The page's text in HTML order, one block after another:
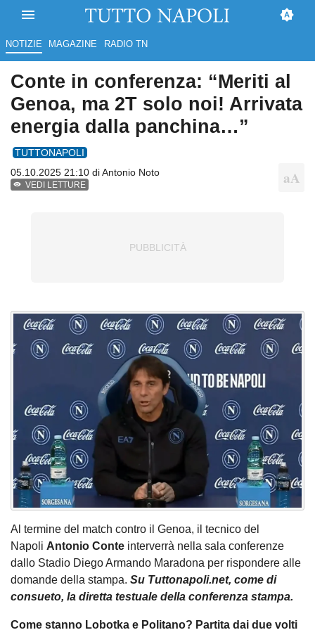
NOTIZIE MAGAZINE RADIO TN
Conte in conferenza: “Meriti al
Genoa, ma 2T solo noi! Arrivata
energia dalla panchina…”
TUTTONAPOLI
05.10.2025 21:10 diAntonio Noto
VEDI LETTURE
Al termine del match contro il Genoa, il tecnico del
Napoli Antonio Conte interverrà nella sala conferenze
dallo Stadio Diego Armando Maradona per rispondere alle
domande della stampa. Su Tuttonapoli.net, come di
consueto, la diretta testuale della conferenza stampa.
Come stanno Lobotka e Politano? Partita dai due volti